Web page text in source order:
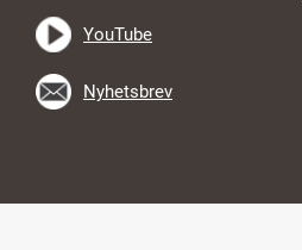
YouTube
Nyhetsbrev